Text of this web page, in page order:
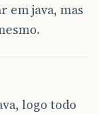
em java, mas
logo todo